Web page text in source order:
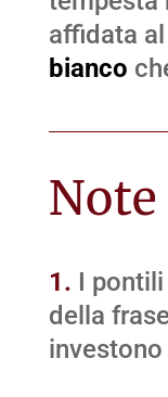
affidata
bianco
Note
1. I
della